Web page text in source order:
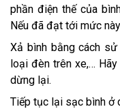
phần điện thế của
Nếu đã đạt tới mức
Xả bình bằng cách
loại đèn trên xe,…
dừng lại.
Tiếp tục lại sạc bình ở